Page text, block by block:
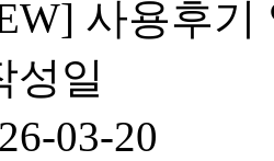
사용후기
성일
26-03-20